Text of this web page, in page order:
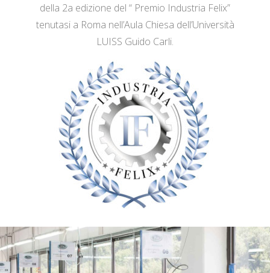
della 2a edizione del “ Premio Industria Felix”
tenutasi a Roma nell’Aula Chiesa dell’Università
LUISS Guido Carli.